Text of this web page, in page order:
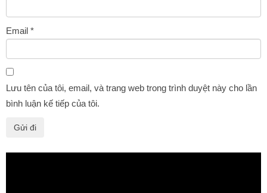
Email *
Lưu tên của tôi, email, và trang web trong trình duyệt này cho lần
bình luận kế tiếp của tôi.